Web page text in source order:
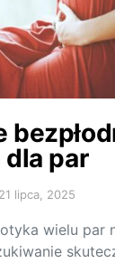
par
21 lipca, 2025
wielu par